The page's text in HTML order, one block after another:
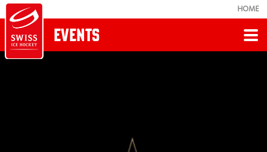
HOME
EVENTS
Swiss Ice Hockey Night 2026